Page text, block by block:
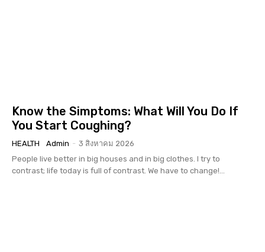
Know the Simptoms: What Will You Do If
You Start Coughing?
HEALTH Admin - 3 สิงหาคม 2026
People live better in big houses and in big clothes. I try to
contrast; life today is full of contrast. We have to change!...